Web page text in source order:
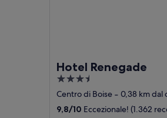
Hotel Renegade
3.5
out
of
Centro di Boise ‐ 0,38 km dal
9,8/10 Eccezionale! (1.362